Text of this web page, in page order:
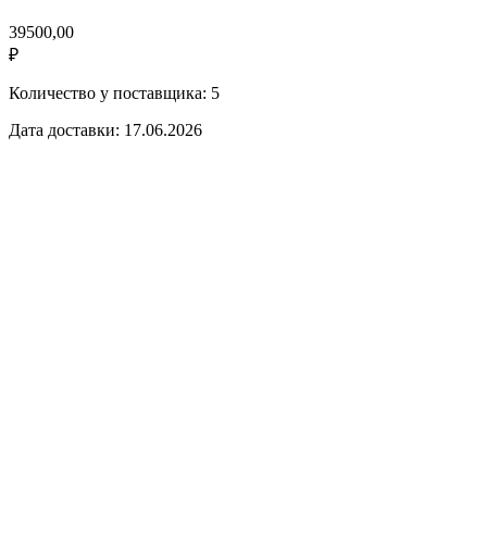
39500,00
₽
Количество у поставщика: 5
Дата доставки: 17.06.2026